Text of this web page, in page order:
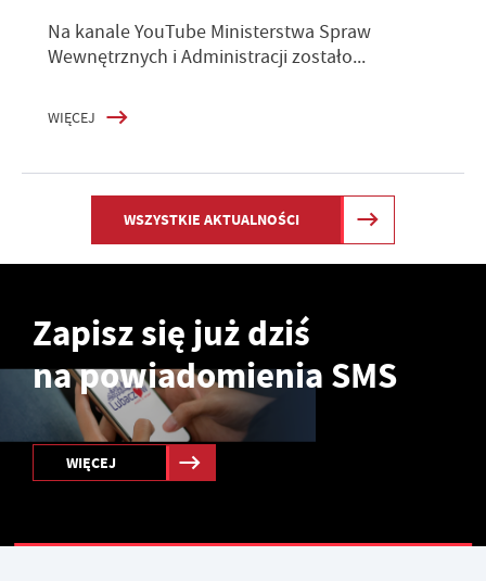
Na kanale YouTube Ministerstwa Spraw
Wewnętrznych i Administracji zostało...
WIĘCEJ
WSZYSTKIE AKTUALNOŚCI
Zapisz się już dziś
na powiadomienia SMS
WIĘCEJ